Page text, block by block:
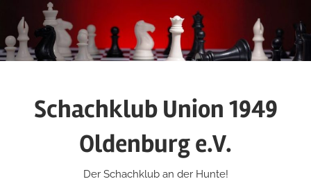
Inhalt
springen
Schachklub Union 1949
Oldenburg e.V.
Der Schachklub an der Hunte!